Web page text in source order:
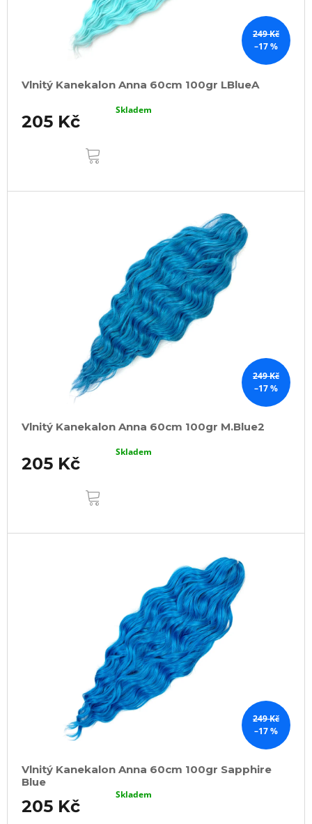
249 Kč
–17 %
Vlnitý Kanekalon Anna 60cm 100gr LBlueA
205 Kč
Skladem
249 Kč
–17 %
Vlnitý Kanekalon Anna 60cm 100gr M.Blue2
205 Kč
Skladem
249 Kč
–17 %
Vlnitý Kanekalon Anna 60cm 100gr Sapphire
Blue
205 Kč
Skladem